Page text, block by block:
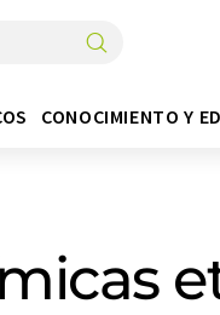
CONOCIMIENTO Y